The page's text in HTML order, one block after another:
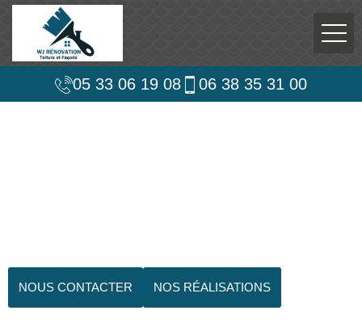
05 33 06 19 08 06 38 35 31 00
NOUS CONTACTER NOS RÉALISATIONS